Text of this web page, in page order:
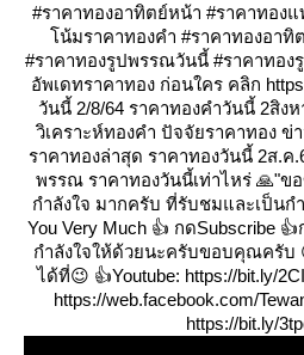
#ราคาทองอาทิตย์หน้า #ราคาทองแ
น้มราคาทองคำ #ราคาทองอาทิ
#ราคาทองรูปพรรณวันนี้ #ราคาทอง
อัพเดทราคาทอง ก่อนใคร คลิก
วันนี้ 2/8/64 ราคาทองคำวันนี้ 2สิง
วิเคราะห์ทองคำ ปัจจัยราคาทอง ข่
ราคาทองล่าสุด ราคาทองวันนี้ 2ส.ค
พรรณ ราคาทองวันนี้เท่าไหร่ 🙏"
กำลังใจ มากครับ ที่รับชมและเป็นก
You Very Much 👍 กดSubscribe
กำลังใจให้ด้วยนะครับขอบคุณครับ
ได้ที่😉 👍Youtube: https://bit.ly/
https://web.facebook.com/
https://bit.ly/